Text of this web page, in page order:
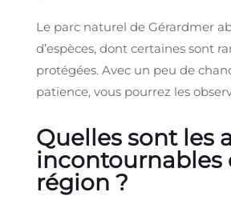
Le parc naturel de Gérardmer
d’espèces, dont certaines sont
protégées. Avec un peu de
patience, vous pourrez les
Quelles sont les
incontournables
région ?